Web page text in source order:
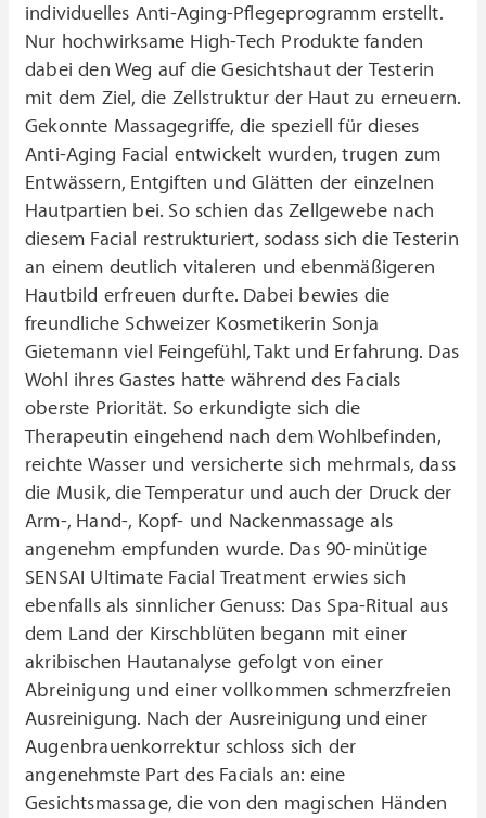
individuelles Anti-Aging-Pflegeprogramm erstellt.
Nur hochwirksame High-Tech Produkte fanden
dabei den Weg auf die Gesichtshaut der Testerin
mit dem Ziel, die Zellstruktur der Haut zu erneuern.
Gekonnte Massagegriffe, die speziell für dieses
Anti-Aging Facial entwickelt wurden, trugen zum
Entwässern, Entgiften und Glätten der einzelnen
Hautpartien bei. So schien das Zellgewebe nach
diesem Facial restrukturiert, sodass sich die Testerin
an einem deutlich vitaleren und ebenmäßigeren
Hautbild erfreuen durfte. Dabei bewies die
freundliche Schweizer Kosmetikerin Sonja
Gietemann viel Feingefühl, Takt und Erfahrung. Das
Wohl ihres Gastes hatte während des Facials
oberste Priorität. So erkundigte sich die
Therapeutin eingehend nach dem Wohlbefinden,
reichte Wasser und versicherte sich mehrmals, dass
die Musik, die Temperatur und auch der Druck der
Arm-, Hand-, Kopf- und Nackenmassage als
angenehm empfunden wurde. Das 90-minütige
SENSAI Ultimate Facial Treatment erwies sich
ebenfalls als sinnlicher Genuss: Das Spa-Ritual aus
dem Land der Kirschblüten begann mit einer
akribischen Hautanalyse gefolgt von einer
Abreinigung und einer vollkommen schmerzfreien
Ausreinigung. Nach der Ausreinigung und einer
Augenbrauenkorrektur schloss sich der
angenehmste Part des Facials an: eine
Gesichtsmassage, die von den magischen Händen